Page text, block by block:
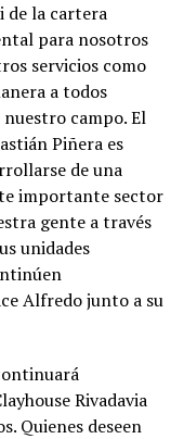
de la cartera
para nosotros
servicios como
a todos
campo. El
Piñera es
de una
importante sector
gente a través
unidades
Alfredo junto a su
Rivadavia
Quienes deseen